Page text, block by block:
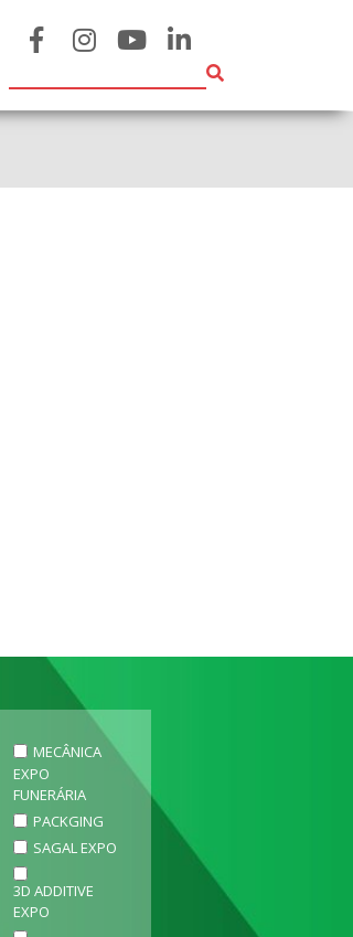
MECÂNICA
EXPO
FUNERÁRIA
PACKGING
SAGAL EXPO
3D ADDITIVE
EXPO